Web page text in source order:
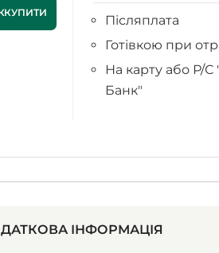
КУПИТИ
Післяплата
Готівкою при
На карту або Р/С
Банк"
ІНФОРМАЦІЯ